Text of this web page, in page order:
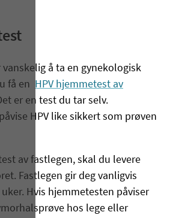
vanskelig å ta en gynekologisk
få en HPV hjemmetest av
er en test du tar selv.
HPV like sikkert som prøven
av fastlegen, skal du levere
Fastlegen gir deg vanligvis
Hvis hjemmetesten påviser
hos lege eller